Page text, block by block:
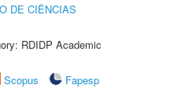
DE CIÊNCIAS
RDIDP Academic
Scopus
Fapesp